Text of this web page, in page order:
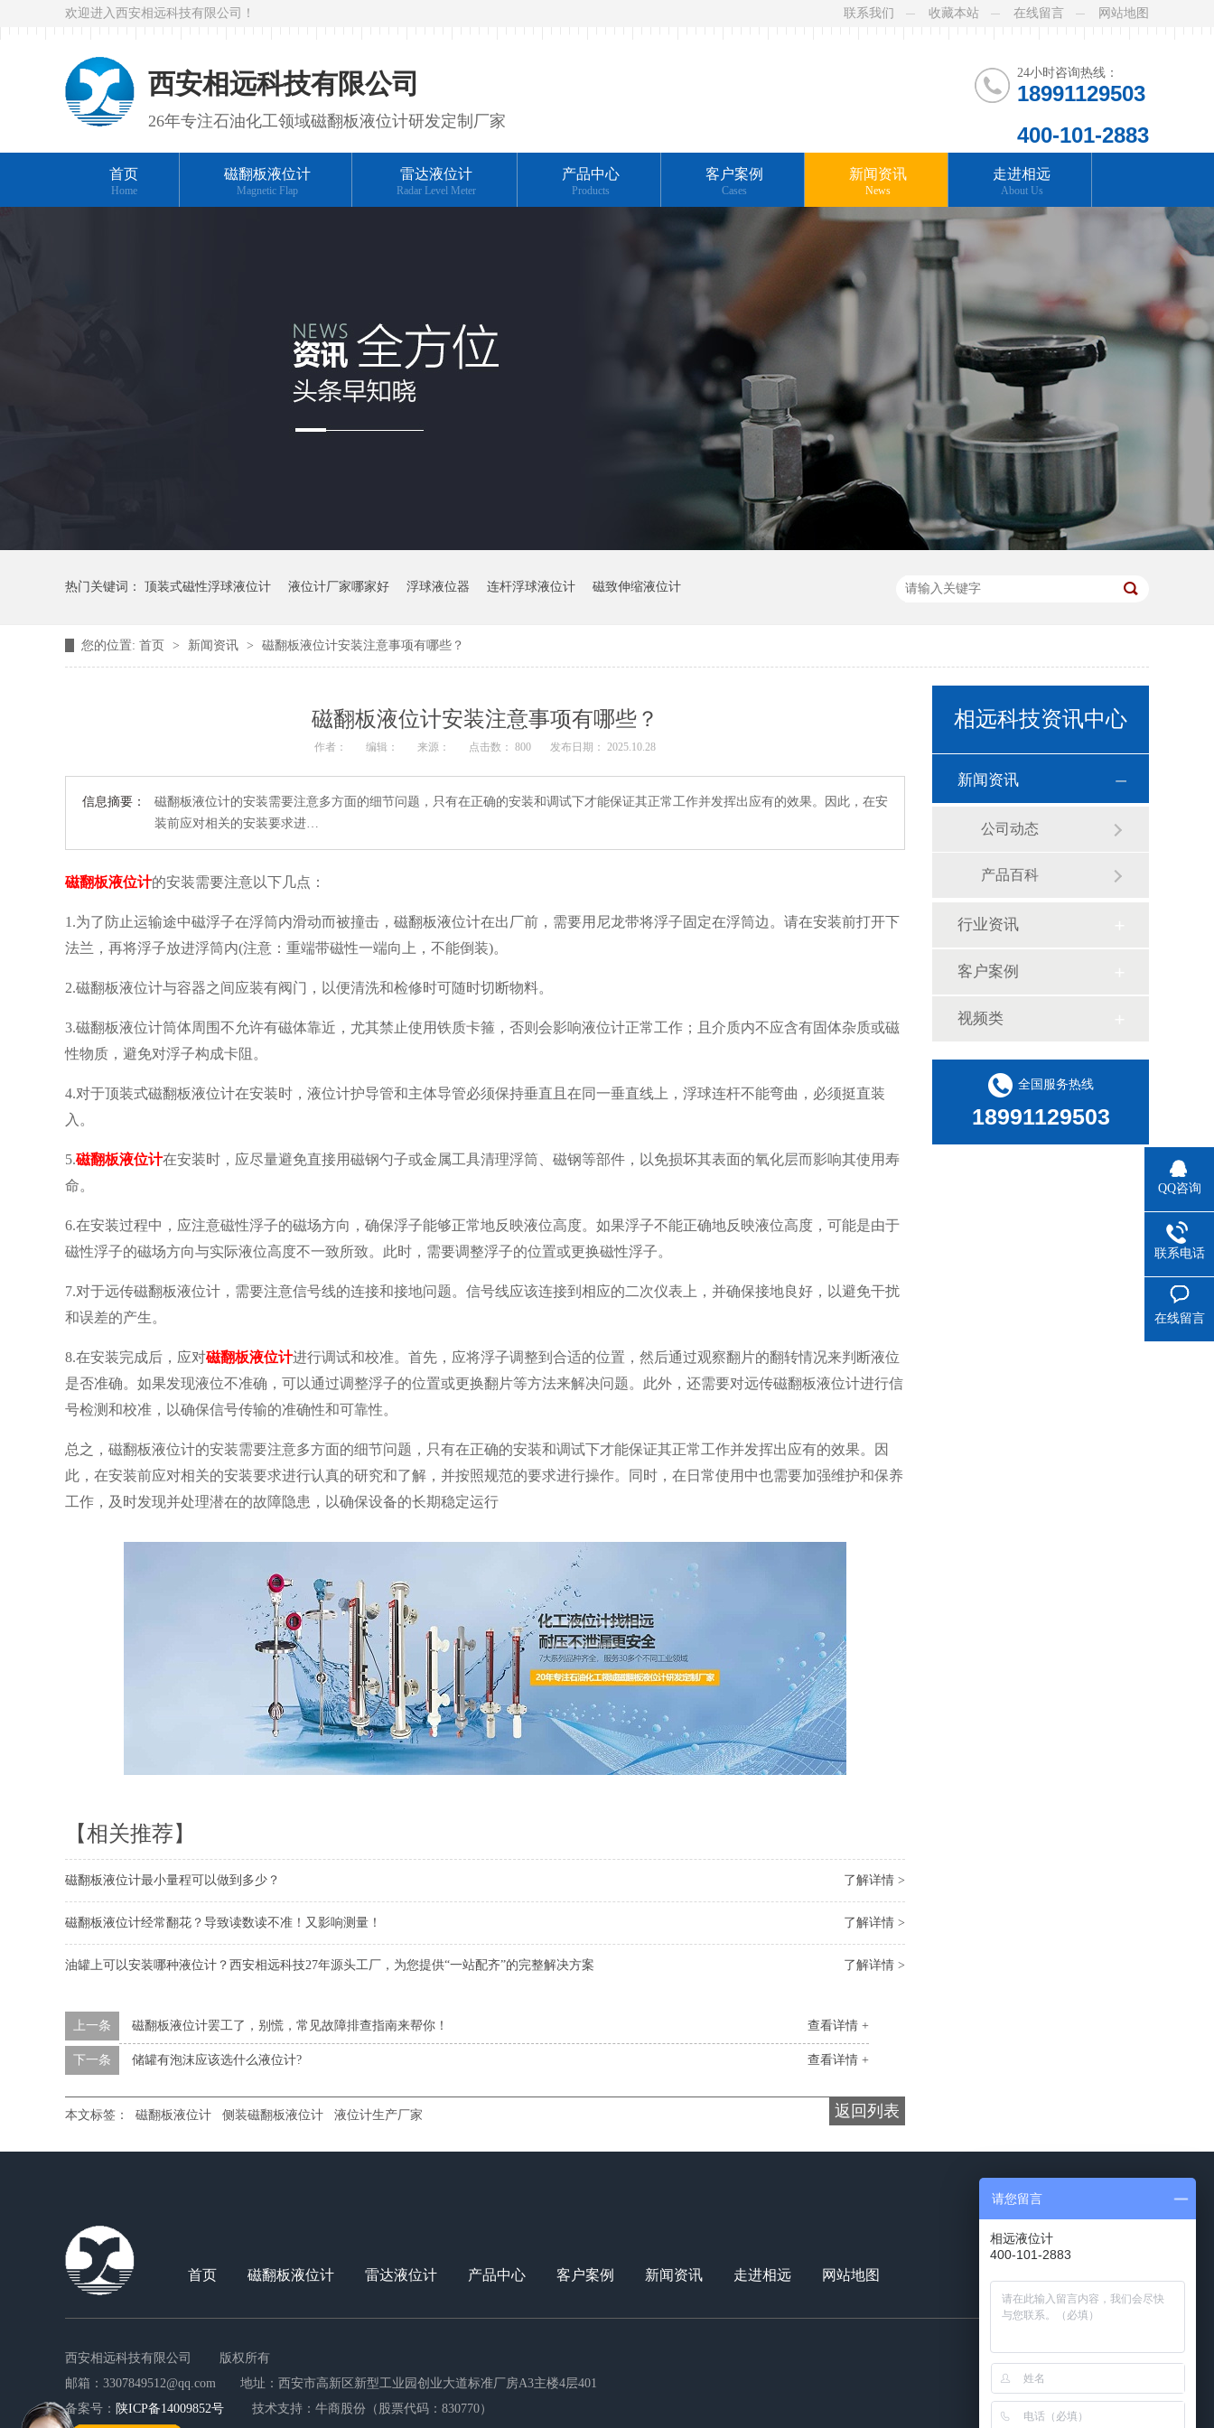
联系我们 收藏本站 在线留言 网站地图
欢迎进入西安相远科技有限公司！
24小时咨询热线：
18991129503
400-101-2883
西安相远科技有限公司
26年专注石油化工领域磁翻板液位计研发定制厂家
首页
Home
磁翻板液位计
Magnetic Flap
雷达液位计
Radar Level Meter
产品中心
Products
客户案例
Cases
新闻资讯
News
走进相远
About Us
热门关键词： 顶装式磁性浮球液位计 液位计厂家哪家好 浮球液位器 连杆浮球液位计 磁致伸缩液位计
您的位置: 首页 > 新闻资讯 > 磁翻板液位计安装注意事项有哪些？
磁翻板液位计安装注意事项有哪些？
作者： 编辑： 来源： 点击数： 800 发布日期： 2025.10.28
信息摘要：
磁翻板液位计的安装需要注意多方面的细节问题，只有在正确的安装和调试下才能保证其正常工作并发挥出应有的效果。因此，在安
装前应对相关的安装要求进…
磁翻板液位计的安装需要注意以下几点：
1.为了防止运输途中磁浮子在浮筒内滑动而被撞击，磁翻板液位计在出厂前，需要用尼龙带将浮子固定在浮筒边。请在安装前打开下
法兰，再将浮子放进浮筒内(注意：重端带磁性一端向上，不能倒装)。
2.磁翻板液位计与容器之间应装有阀门，以便清洗和检修时可随时切断物料。
3.磁翻板液位计筒体周围不允许有磁体靠近，尤其禁止使用铁质卡箍，否则会影响液位计正常工作；且介质内不应含有固体杂质或磁
性物质，避免对浮子构成卡阻。
4.对于顶装式磁翻板液位计在安装时，液位计护导管和主体导管必须保持垂直且在同一垂直线上，浮球连杆不能弯曲，必须挺直装
入。
5.磁翻板液位计在安装时，应尽量避免直接用磁钢勺子或金属工具清理浮筒、磁钢等部件，以免损坏其表面的氧化层而影响其使用寿
命。
6.在安装过程中，应注意磁性浮子的磁场方向，确保浮子能够正常地反映液位高度。如果浮子不能正确地反映液位高度，可能是由于
磁性浮子的磁场方向与实际液位高度不一致所致。此时，需要调整浮子的位置或更换磁性浮子。
7.对于远传磁翻板液位计，需要注意信号线的连接和接地问题。信号线应该连接到相应的二次仪表上，并确保接地良好，以避免干扰
和误差的产生。
8.在安装完成后，应对磁翻板液位计进行调试和校准。首先，应将浮子调整到合适的位置，然后通过观察翻片的翻转情况来判断液位
是否准确。如果发现液位不准确，可以通过调整浮子的位置或更换翻片等方法来解决问题。此外，还需要对远传磁翻板液位计进行信
号检测和校准，以确保信号传输的准确性和可靠性。
总之，磁翻板液位计的安装需要注意多方面的细节问题，只有在正确的安装和调试下才能保证其正常工作并发挥出应有的效果。因
此，在安装前应对相关的安装要求进行认真的研究和了解，并按照规范的要求进行操作。同时，在日常使用中也需要加强维护和保养
工作，及时发现并处理潜在的故障隐患，以确保设备的长期稳定运行
【相关推荐】
了解详情 >
磁翻板液位计最小量程可以做到多少？
了解详情 >
磁翻板液位计经常翻花？导致读数读不准！又影响测量！
了解详情 >
油罐上可以安装哪种液位计？西安相远科技27年源头工厂，为您提供“一站配齐”的完整解决方案
查看详情 +
上一条 磁翻板液位计罢工了，别慌，常见故障排查指南来帮你！
查看详情 +
下一条 储罐有泡沫应该选什么液位计?
返回列表
本文标签： 磁翻板液位计 侧装磁翻板液位计 液位计生产厂家
相远科技资讯中心
新闻资讯
公司动态
产品百科
行业资讯
客户案例
视频类
全国服务热线
18991129503
首页 磁翻板液位计 雷达液位计 产品中心 客户案例 新闻资讯 走进相远 网站地图
百度统计
西安相远科技有限公司
版权所有
邮箱：3307849512@qq.com
地址：西安市高新区新型工业园创业大道标准厂房A3主楼4层401
备案号： 陕ICP备14009852号 技术支持：牛商股份（股票代码：830770）
QQ咨询
联系电话
在线留言
请您留言
相远液位计
400-101-2883